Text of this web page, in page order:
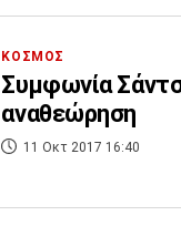
ΚΟΣΜΟΣ
Συμφωνία
αναθεώρηση
11 Οκτ 2017 16:40